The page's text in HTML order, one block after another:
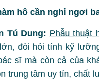
hô cần nghỉ ngơi
Tú Dung: Phẫu thuật
đòi hỏi tính kỹ
sĩ mà còn cả của
trung tâm uy tín, chất